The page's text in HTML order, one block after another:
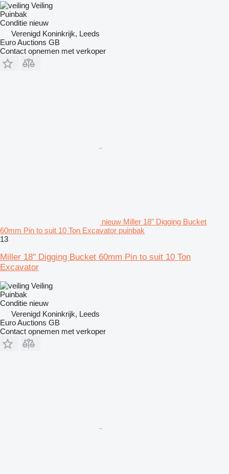
Veiling
Puinbak
Conditie nieuw
Verenigd Koninkrijk, Leeds
Euro Auctions GB
Contact opnemen met verkoper
nieuw Miller 18" Digging Bucket
60mm Pin to suit 10 Ton Excavator puinbak
13
Miller 18" Digging Bucket 60mm Pin to suit 10 Ton
Excavator
Veiling
Puinbak
Conditie nieuw
Verenigd Koninkrijk, Leeds
Euro Auctions GB
Contact opnemen met verkoper